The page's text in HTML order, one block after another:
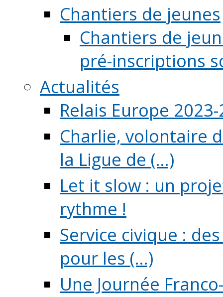
Chantiers de jeunes
Chantiers de
pré-inscriptions
Actualités
Relais Europe
Charlie, volontaire
la Ligue de (...)
Let it slow : un
rythme !
Service civique :
pour les (...)
Une Journée